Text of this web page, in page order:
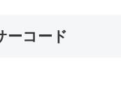
ーコード